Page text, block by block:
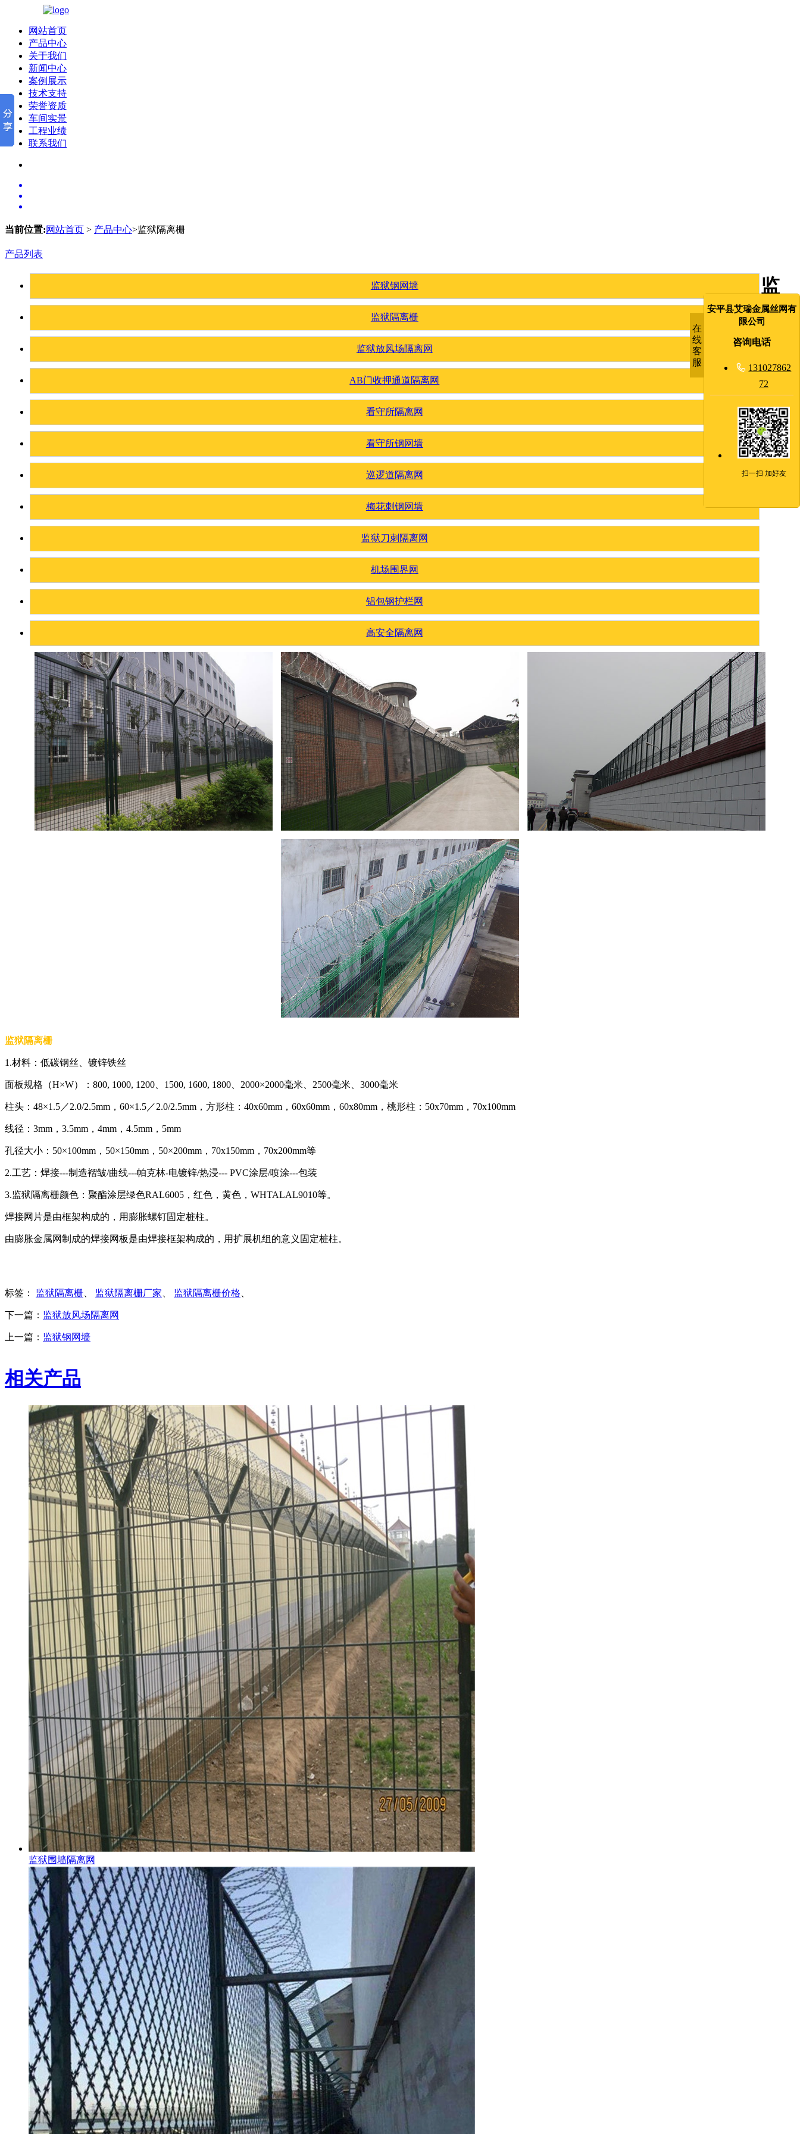
网站首页
产品中心
关于我们
新闻中心
案例展示
技术支持
荣誉资质
车间实景
工程业绩
联系我们
当前位置:网站首页 > 产品中心>监狱隔离栅
产品列表
监狱钢网墙
监狱隔离栅
监狱放风场隔离网
AB门收押通道隔离网
看守所隔离网
看守所钢网墙
巡逻道隔离网
梅花刺钢网墙
监狱刀刺隔离网
机场围界网
铝包钢护栏网
高安全隔离网
监
狱
隔
离
栅
发布日
期:2020-
04-27 总
浏览：
69821
监狱隔离栅
1.材料：低碳钢丝、镀锌铁丝
面板规格（H×W）：800, 1000, 1200、1500, 1600, 1800、2000×2000毫米、2500毫米、3000毫米
柱头：48×1.5／2.0/2.5mm，60×1.5／2.0/2.5mm，方形柱：40x60mm，60x60mm，60x80mm，桃形柱：50x70mm，70x100mm
线径：3mm，3.5mm，4mm，4.5mm，5mm
孔径大小：50×100mm，50×150mm，50×200mm，70x150mm，70x200mm等
2.工艺：焊接---制造褶皱/曲线---帕克林-电镀锌/热浸--- PVC涂层/喷涂---包装
3.监狱隔离栅颜色：聚酯涂层绿色RAL6005，红色，黄色，WHTALAL9010等。
焊接网片是由框架构成的，用膨胀螺钉固定桩柱。
由膨胀金属网制成的焊接网板是由焊接框架构成的，用扩展机组的意义固定桩柱。
标签： 监狱隔离栅 监狱隔离栅厂家 监狱隔离栅价格
下一篇： 监狱放风场隔离网
上一篇： 监狱钢网墙
相关产品
监狱围墙隔离网
在
线
客
服
安平县艾瑞金属丝网有
限公司
咨询电话
 131027862
72
扫一扫 加好友